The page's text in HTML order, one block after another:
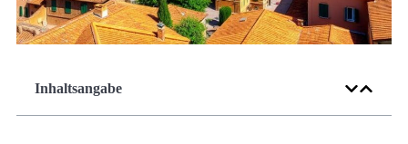
Inhaltsangabe